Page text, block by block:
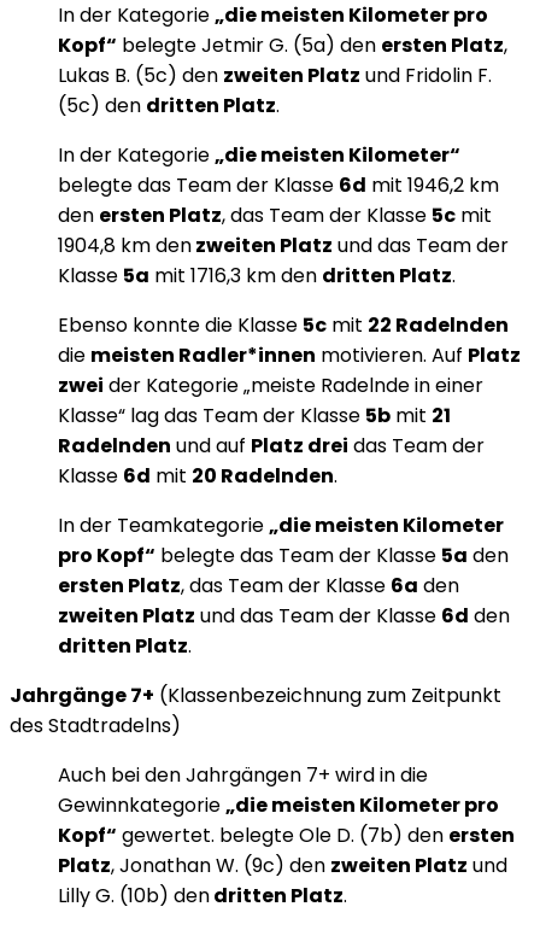
In der Kategorie„die meisten Kilometer pro
Kopf“ belegte Jetmir G. (5a) den ersten Platz,
Lukas B. (5c) den zweiten Platz und Fridolin F.
(5c) den dritten Platz.
In der Kategorie„die meisten Kilometer“
belegte das Team der Klasse 6d mit 1946,2 km
den ersten Platz, das Team der Klasse 5c mit
1904,8 km denzweiten Platz und das Team der
Klasse 5a mit 1716,3 km den dritten Platz.
Ebenso konnte die Klasse 5c mit 22 Radelnden
die meisten Radler*innen motivieren. Auf Platz
zwei der Kategorie „meiste Radelnde in einer
Klasse“ lag das Team der Klasse 5b mit 21
Radelnden und auf Platz drei das Team der
Klasse 6d mit 20 Radelnden.
In der Teamkategorie„die meisten Kilometer
pro Kopf“ belegte das Team der Klasse 5a den
ersten Platz, das Team der Klasse 6a den
zweiten Platz und das Team der Klasse 6d den
dritten Platz.
Jahrgänge 7+ (Klassenbezeichnung zum Zeitpunkt
des Stadtradelns)
Auch bei den Jahrgängen 7+ wird in die
Gewinnkategorie„die meisten Kilometer pro
Kopf“ gewertet. belegte Ole D. (7b) den ersten
Platz, Jonathan W. (9c) den zweiten Platz und
Lilly G. (10b) dendritten Platz.